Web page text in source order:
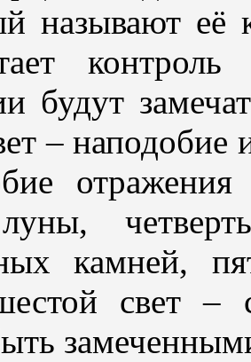
называют
будут
– наподобие
камней,
свет –